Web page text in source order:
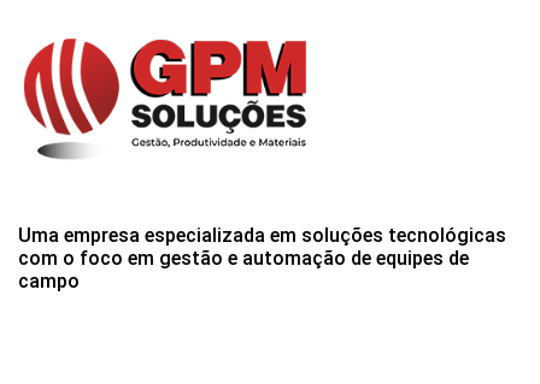
Uma empresa especializada em soluções tecnológicas
com o foco em gestão e automação de equipes de
campo